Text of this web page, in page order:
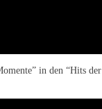
in den “Hits der